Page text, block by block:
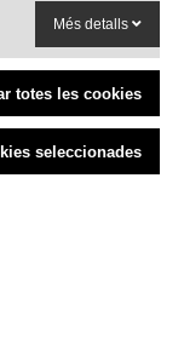
Més detalls
totes les cookies
seleccionades